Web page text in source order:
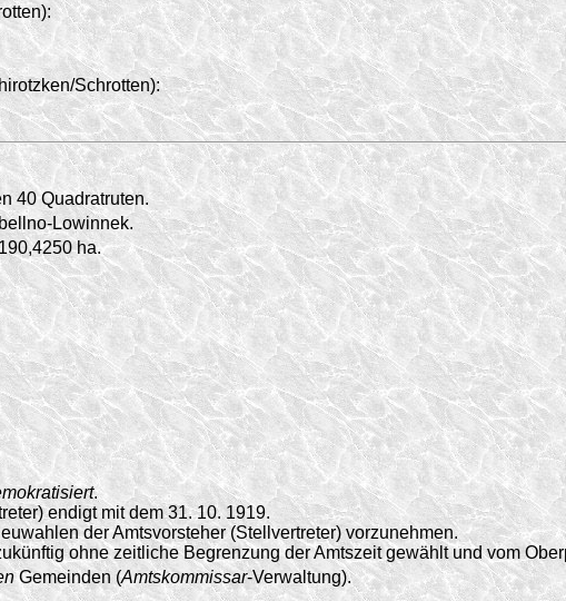
Schrotten):
40 Quadratruten.
Lowinnek.
ha.
.
endigt mit dem 31. 10. 1919.
der Amtsvorsteher (Stellvertreter) vorzunehmen.
ohne zeitliche Begrenzung der Amtszeit gewählt und vom
Gemeinden (Amtskommissar-Verwaltung).